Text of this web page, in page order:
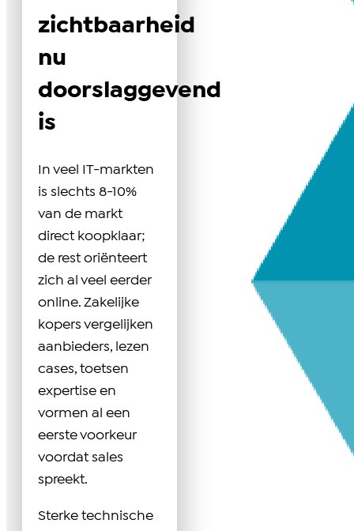
zichtbaarheid
nu
doorslaggevend
is
In veel IT-markten
is slechts 8-10%
van de markt
direct koopklaar;
de rest oriënteert
zich al veel eerder
online. Zakelijke
kopers vergelijken
aanbieders, lezen
cases, toetsen
expertise en
vormen al een
eerste voorkeur
voordat sales
spreekt.
Sterke technische